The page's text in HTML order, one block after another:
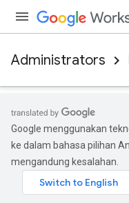
Administrators
Google menggunakan
ke dalam bahasa pilihan
mengandung kesalahan.